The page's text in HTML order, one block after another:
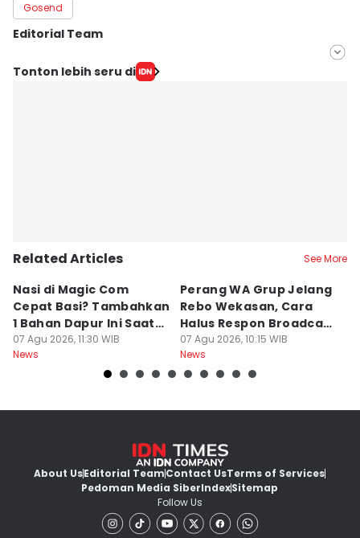
Gosend
Editorial Team
Editor
Tonton lebih seru di
Related Articles See More
Nasi di Magic Com
Cepat Basi? Tambahkan
1 Bahan Dapur Ini Saat
Menanak, Awet 2 Hari
07 Agu 2026, 11:30 WIB
News
Perang WA Grup Jelang
Rebo Wekasan, Cara
Halus Respon Broadcast
Parno
07 Agu 2026, 10:15 WIB
News
About UsEditorial TeamContact UsTerms of Services
Pedoman Media SiberIndexSitemap
Follow Us